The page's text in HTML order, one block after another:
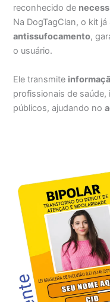
reconhecido de
Na DogTagClan, o kit
antissufocamento,
o usuário.
Ele transmite
profissionais de saúde,
públicos, ajudando no